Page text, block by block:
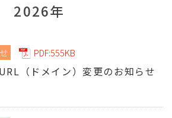
2026年
PDF:555KB
（ドメイン）変更のお知らせ